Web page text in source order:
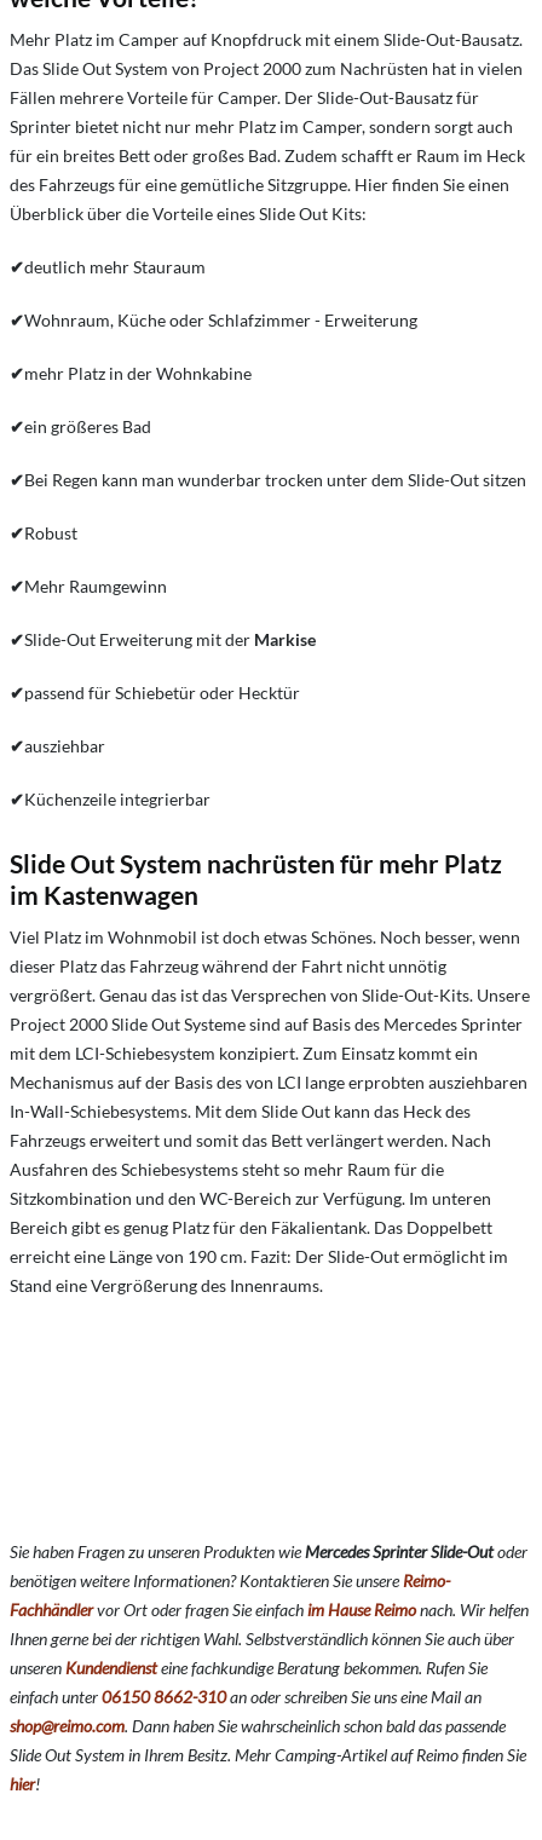
Mehr Platz im Camper auf Knopfdruck mit einem Slide-Out-Bausatz.
Das Slide Out System von Project 2000 zum Nachrüsten hat in vielen
Fällen mehrere Vorteile für Camper. Der Slide-Out-Bausatz für
Sprinter bietet nicht nur mehr Platz im Camper, sondern sorgt auch
für ein breites Bett oder großes Bad. Zudem schafft er Raum im Heck
des Fahrzeugs für eine gemütliche Sitzgruppe. Hier finden Sie einen
Überblick über die Vorteile eines Slide Out Kits:
✔deutlich mehr Stauraum
✔Wohnraum, Küche oder Schlafzimmer - Erweiterung
✔mehr Platz in der Wohnkabine
✔ein größeres Bad
✔Bei Regen kann man wunderbar trocken unter dem Slide-Out sitzen
✔Robust
✔Mehr Raumgewinn
✔Slide-Out Erweiterung mit der Markise
✔passend für Schiebetür oder Hecktür
✔ausziehbar
✔Küchenzeile integrierbar
Slide Out System nachrüsten für mehr Platz
im Kastenwagen
Viel Platz im Wohnmobil ist doch etwas Schönes. Noch besser, wenn
dieser Platz das Fahrzeug während der Fahrt nicht unnötig
vergrößert. Genau das ist das Versprechen von Slide-Out-Kits. Unsere
Project 2000 Slide Out Systeme sind auf Basis des Mercedes Sprinter
mit dem LCI-Schiebesystem konzipiert. Zum Einsatz kommt ein
Mechanismus auf der Basis des von LCI lange erprobten ausziehbaren
In-Wall-Schiebesystems. Mit dem Slide Out kann das Heck des
Fahrzeugs erweitert und somit das Bett verlängert werden. Nach
Ausfahren des Schiebesystems steht so mehr Raum für die
Sitzkombination und den WC-Bereich zur Verfügung. Im unteren
Bereich gibt es genug Platz für den Fäkalientank. Das Doppelbett
erreicht eine Länge von 190 cm. Fazit: Der Slide-Out ermöglicht im
Stand eine Vergrößerung des Innenraums.
Sie haben Fragen zu unseren Produkten wieMercedes Sprinter Slide-Outoder
benötigen weitere Informationen? Kontaktieren Sie unsereReimo-
Fachhändlervor Ort oder fragen Sie einfachim Hause Reimonach. Wir helfen
Ihnen gerne bei der richtigen Wahl. Selbstverständlich können Sie auch über
unseren Kundendiensteine fachkundige Beratung bekommen. Rufen Sie
einfach unter06150 8662-310an oder schreiben Sie uns eine Mail an
shop@reimo.com. Dann haben Sie wahrscheinlich schon bald das passende
Slide Out System in Ihrem Besitz. Mehr Camping-Artikel auf Reimo finden Sie
hier!